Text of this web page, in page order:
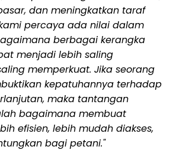
dan meningkatkan taraf
percaya ada nilai dalam
berbagai kerangka
menjadi lebih saling
memperkuat. Jika seorang
kepatuhannya terhadap
maka tantangan
bagaimana membuat
efisien, lebih mudah diakses,
bagi petani."